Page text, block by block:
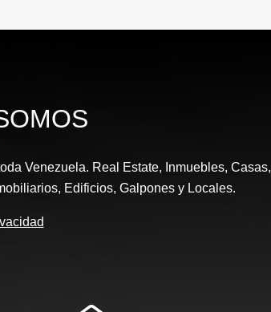
US$60,000
Venezuela. Real Estate, Inmuebles, Casas,
Edificios, Galpones y Locales.